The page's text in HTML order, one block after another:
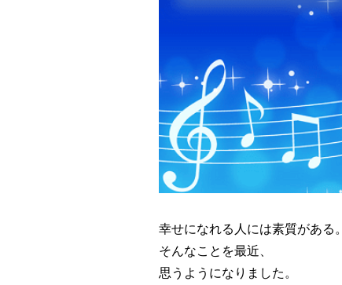
幸せになれる人には素質がある。
そんなことを最近、
思うようになりました。